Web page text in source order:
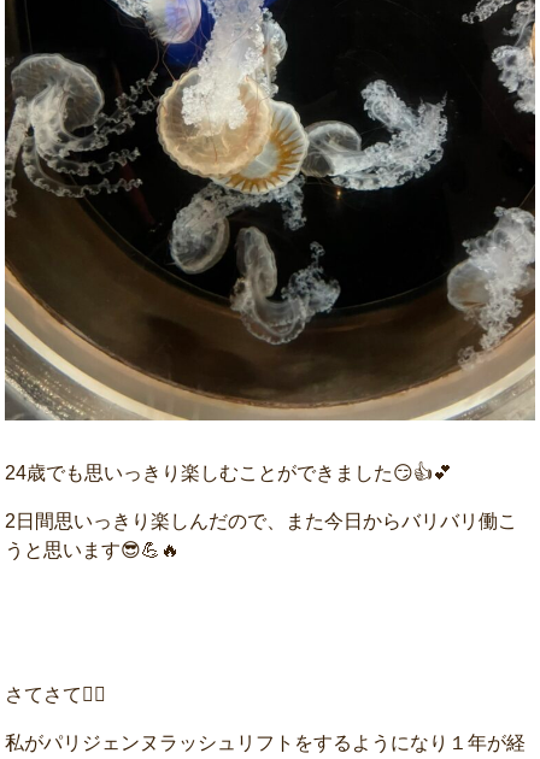
24歳でも思いっきり楽しむことができました😏👍💕
2日間思いっきり楽しんだので、また今日からバリバリ働こ
うと思います😎💪🔥
さてさて☝🏻
私がパリジェンヌラッシュリフトをするようになり１年が経